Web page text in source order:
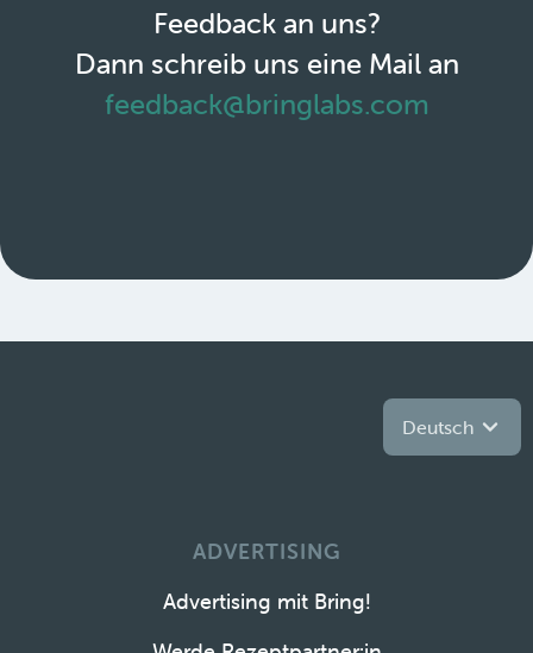
Feedback an uns?
Dann schreib uns eine Mail an
feedback@bringlabs.com
Deutsch
ADVERTISING
Advertising mit Bring!